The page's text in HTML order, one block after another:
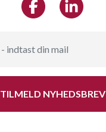
TILMELD NYHEDSBREV